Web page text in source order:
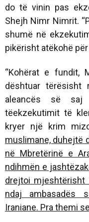
do të vinin pas
Shejh Nimr Nimrit.
shumë në
pikërisht atëkohë
“Kohërat e fundit,
dështuar
aleancës së saj
tëekzekutimit të
kryer një krim
muslimane, duhejtë
në Mbretërinë e
ndihmën e
drejtoi mjeshtërisht
ndaj ambasadës
Iraniane. Pra themi